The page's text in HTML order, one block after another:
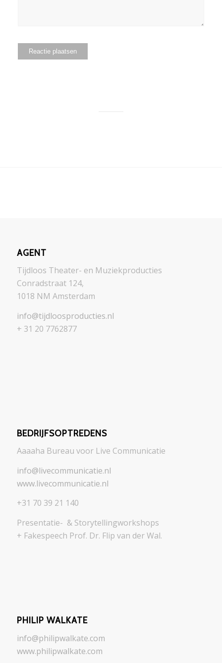
AGENT
Tijdloos Theater- en Muziekproducties
Conradstraat 124,
1018 NM Amsterdam
info@tijdloosproducties.nl
+ 31 20 7762877
BEDRIJFSOPTREDENS
Aaaaha Bureau voor Live Communicatie
info@livecommunicatie.nl
www.livecommunicatie.nl
+31 70 39 21 140
Presentatie- & Storytellingworkshops
+ Fakespeech Prof. Dr. Flip van der Wal.
PHILIP WALKATE
info@philipwalkate.com
www.philipwalkate.com